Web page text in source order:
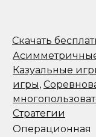
Скачать
Казуальные
игры,
Стратегии
Операционная